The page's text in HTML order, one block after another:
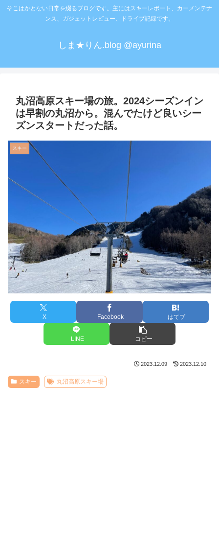
そこはかとない日常を綴るブログです。主にはスキーレポート、カーメンテナ
ンス、ガジェットレビュー、ドライブ記録です。
しま★りん.blog @ayurina
丸沼高原スキー場の旅。2024シーズンイン
は早割の丸沼から。混んでたけど良いシー
ズンスタートだった話。
スキー
X Facebook はてブ
LINE コピー
2023.12.09 2023.12.10
スキー 丸沼高原スキー場